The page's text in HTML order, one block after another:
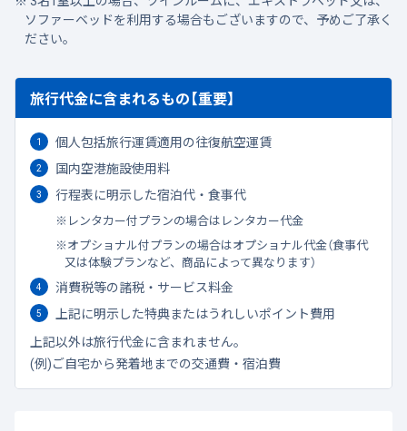
ソファーベッドを利用する場合もございますので、予めご了承く
ださい。
旅行代金に含まれるもの【重要】
個人包括旅行運賃適用の往復航空運賃
国内空港施設使用料
行程表に明示した宿泊代・食事代
レンタカー付プランの場合はレンタカー代金
オプショナル付プランの場合はオプショナル代金（食事代
又は体験プランなど、商品によって異なります）
消費税等の諸税・サービス料金
上記に明示した特典またはうれしいポイント費用
上記以外は旅行代金に含まれません。
(例)ご自宅から発着地までの交通費・宿泊費